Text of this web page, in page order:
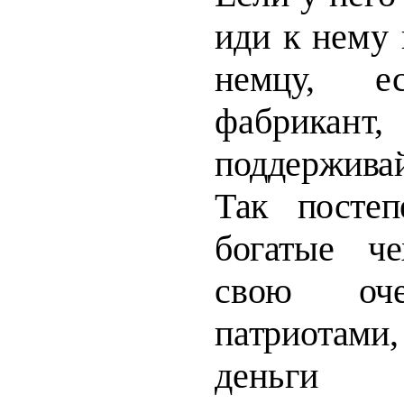
иди кнему
немцу,
Так
богатые
свою
деньги